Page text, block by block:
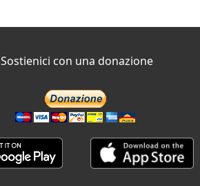
Sostienici con una donazione